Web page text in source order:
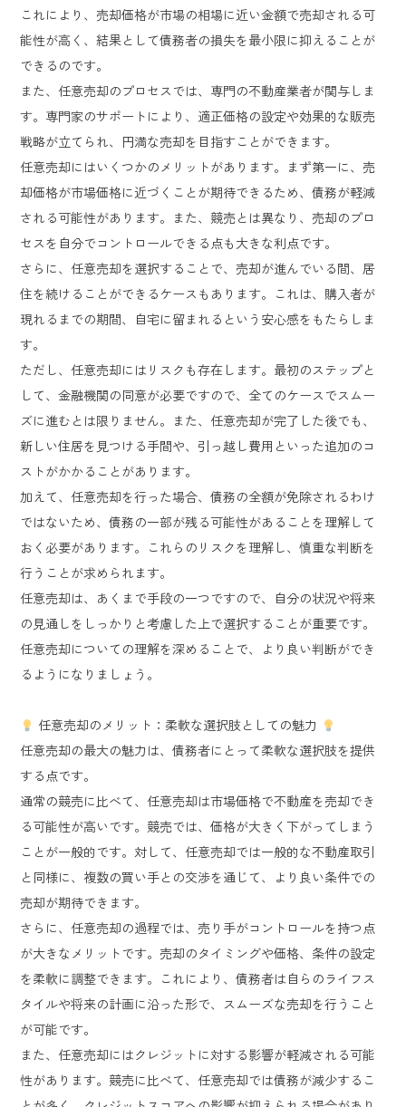
これにより、売却価格が市場の相場に近い金額で売却される可
能性が高く、結果として債務者の損失を最小限に抑えることが
できるのです。
また、任意売却のプロセスでは、専門の不動産業者が関与しま
す。専門家のサポートにより、適正価格の設定や効果的な販売
戦略が立てられ、円満な売却を目指すことができます。
任意売却にはいくつかのメリットがあります。まず第一に、売
却価格が市場価格に近づくことが期待できるため、債務が軽減
される可能性があります。また、競売とは異なり、売却のプロ
セスを自分でコントロールできる点も大きな利点です。
さらに、任意売却を選択することで、売却が進んでいる間、居
住を続けることができるケースもあります。これは、購入者が
現れるまでの期間、自宅に留まれるという安心感をもたらしま
す。
ただし、任意売却にはリスクも存在します。最初のステップと
して、金融機関の同意が必要ですので、全てのケースでスムー
ズに進むとは限りません。また、任意売却が完了した後でも、
新しい住居を見つける手間や、引っ越し費用といった追加のコ
ストがかかることがあります。
加えて、任意売却を行った場合、債務の全額が免除されるわけ
ではないため、債務の一部が残る可能性があることを理解して
おく必要があります。これらのリスクを理解し、慎重な判断を
行うことが求められます。
任意売却は、あくまで手段の一つですので、自分の状況や将来
の見通しをしっかりと考慮した上で選択することが重要です。
任意売却についての理解を深めることで、より良い判断ができ
るようになりましょう。
任意売却のメリット：柔軟な選択肢としての魅力
任意売却の最大の魅力は、債務者にとって柔軟な選択肢を提供
する点です。
通常の競売に比べて、任意売却は市場価格で不動産を売却でき
る可能性が高いです。競売では、価格が大きく下がってしまう
ことが一般的です。対して、任意売却では一般的な不動産取引
と同様に、複数の買い手との交渉を通じて、より良い条件での
売却が期待できます。
さらに、任意売却の過程では、売り手がコントロールを持つ点
が大きなメリットです。売却のタイミングや価格、条件の設定
を柔軟に調整できます。これにより、債務者は自らのライフス
タイルや将来の計画に沿った形で、スムーズな売却を行うこと
が可能です。
また、任意売却にはクレジットに対する影響が軽減される可能
性があります。競売に比べて、任意売却では債務が減少するこ